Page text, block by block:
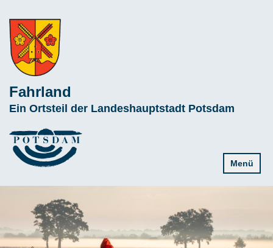
zum
Inhalt
Fahrland
Subline
Ein Ortsteil der Landeshauptstadt Potsdam
Menü